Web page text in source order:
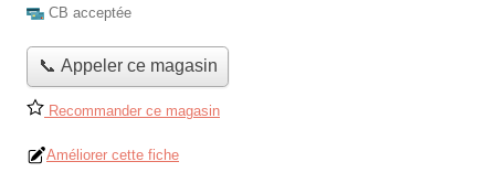
CB acceptée
📞 Appeler ce magasin
Recommander ce magasin
Améliorer cette fiche